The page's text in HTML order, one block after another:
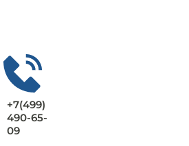
+7(499)
490-65-
09